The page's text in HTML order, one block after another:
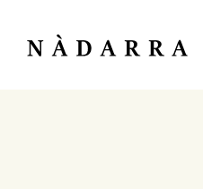
Inhalt
springen